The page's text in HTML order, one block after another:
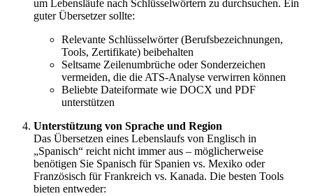
um Lebensläufe nach Schlüsselwörtern zu durchsuchen. Ein
guter Übersetzer sollte:
Relevante Schlüsselwörter (Berufsbezeichnungen,
Tools, Zertifikate) beibehalten
Seltsame Zeilenumbrüche oder Sonderzeichen
vermeiden, die die ATS-Analyse verwirren können
Beliebte Dateiformate wie DOCX und PDF
unterstützen
Unterstützung von Sprache und Region
Das Übersetzen eines Lebenslaufs von Englisch in
„Spanisch“ reicht nicht immer aus – möglicherweise
benötigen Sie Spanisch für Spanien vs. Mexiko oder
Französisch für Frankreich vs. Kanada. Die besten Tools
bieten entweder: